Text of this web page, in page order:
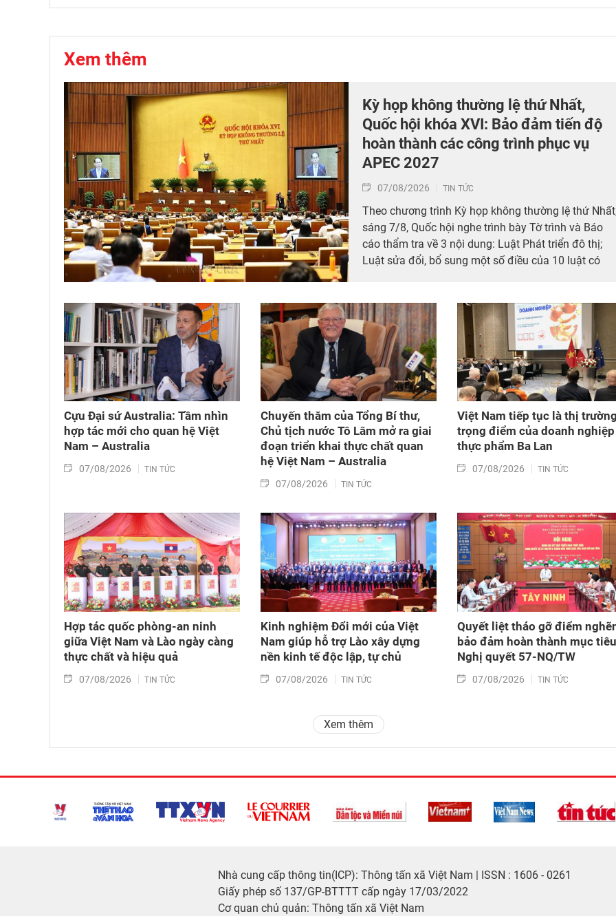
Xem thêm
Kỳ họp không thường lệ thứ Nhất,
Quốc hội khóa XVI: Bảo đảm tiến độ
hoàn thành các công trình phục vụ
APEC 2027
07/08/2026 TIN TỨC
Theo chương trình Kỳ họp không thường lệ thứ
sáng 7/8, Quốc hội nghe trình bày Tờ trình và Báo
cáo thẩm tra về 3 nội dung: Luật Phát triển đô thị;
Luật sửa đổi, bổ sung một số điều của 10 luật có
Luật sửa đổi, bổ sung một số điều của Luật Tần số
vô tuyến điện, Luật Viễn thông, Luật Giao dịch điện
tử và Luật Chuyển giao công nghệ. Sau đó, Quốc
thảo luận ở tổ về 3 dự án Luật trên.
Cựu Đại sứ Australia: Tầm nhìn
hợp tác mới cho quan hệ Việt
Nam – Australia
07/08/2026 TIN TỨC
Chuyến thăm của Tổng Bí thư,
Chủ tịch nước Tô Lâm mở ra giai
đoạn triển khai thực chất quan
hệ Việt Nam – Australia
07/08/2026 TIN TỨC
Việt Nam tiếp tục là thị
trọng điểm của doanh nghiệp
thực phẩm Ba Lan
07/08/2026 TIN TỨC
Hợp tác quốc phòng-an ninh
giữa Việt Nam và Lào ngày càng
thực chất và hiệu quả
07/08/2026 TIN TỨC
Kinh nghiệm Đổi mới của Việt
Nam giúp hỗ trợ Lào xây dựng
nền kinh tế độc lập, tự chủ
07/08/2026 TIN TỨC
Quyết liệt tháo gỡ điểm
bảo đảm hoàn thành mục tiêu
Nghị quyết 57-NQ/TW
07/08/2026 TIN TỨC
Xem thêm
Nhà cung cấp thông tin(ICP): Thông tấn xã Việt Nam | ISSN : 1606 - 0261
Giấy phép số 137/GP-BTTTT cấp ngày 17/03/2022
Cơ quan chủ quản: Thông tấn xã Việt Nam